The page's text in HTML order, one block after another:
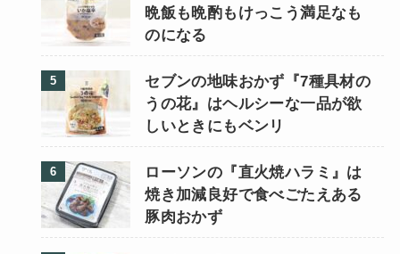
晩飯も晩酌もけっこう満足なも
のになる
セブンの地味おかず『7種具材の
うの花』はヘルシーな一品が欲
しいときにもベンリ
ローソンの『直火焼ハラミ』は
焼き加減良好で食べごたえある
豚肉おかず